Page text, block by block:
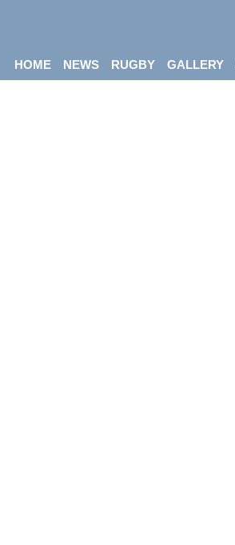
HOME NEWS RUGBY GALLERY